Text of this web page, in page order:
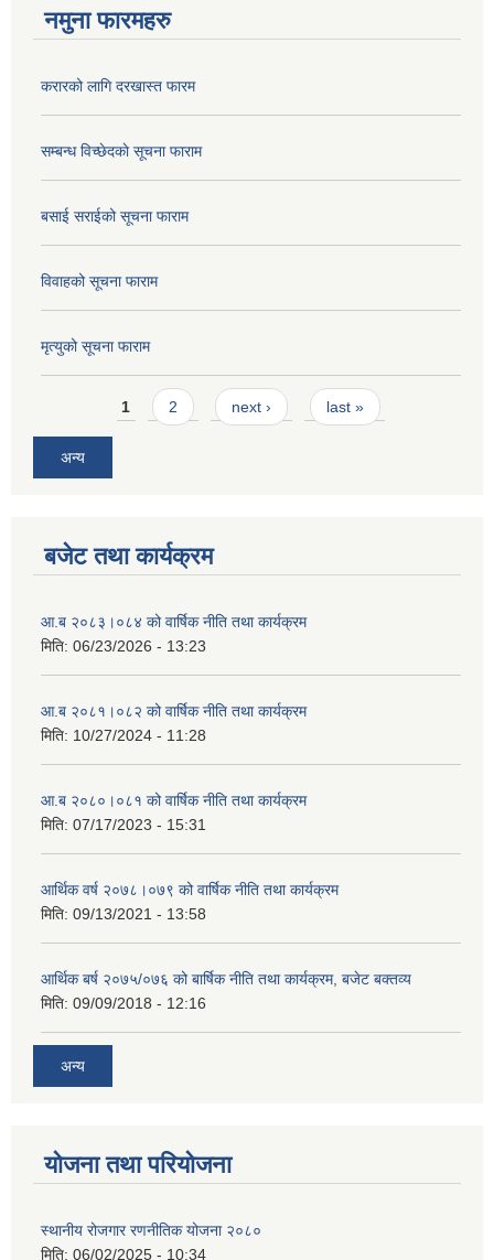
नमुना फारमहरु
करारको लागि दरखास्त फारम
सम्बन्ध विच्छेदकाे सूचना फाराम
बसाई सराईको सूचना फाराम
विवाहको सूचना फाराम
मृत्युको सूचना फाराम
Pages1 2 next › last »
अन्य
बजेट तथा कार्यक्रम
आ.ब २०८३।०८४ को वार्षिक नीति तथा कार्यक्रम
मिति: 06/23/2026 - 13:23
आ.ब २०८१।०८२ को वार्षिक नीति तथा कार्यक्रम
मिति: 10/27/2024 - 11:28
आ.ब २०८०।०८१ को वार्षिक नीति तथा कार्यक्रम
मिति: 07/17/2023 - 15:31
आर्थिक वर्ष २०७८।०७९ को वार्षिक नीति तथा कार्यक्रम
मिति: 09/13/2021 - 13:58
आर्थिक बर्ष २०७५/०७६ को बार्षिक नीति तथा कार्यक्रम, बजेट बक्तव्य
मिति: 09/09/2018 - 12:16
अन्य
योजना तथा परियोजना
स्थानीय रोजगार रणनीतिक योजना २०८०
मिति: 06/02/2025 - 10:34